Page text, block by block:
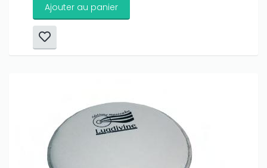
Ajouter au panier